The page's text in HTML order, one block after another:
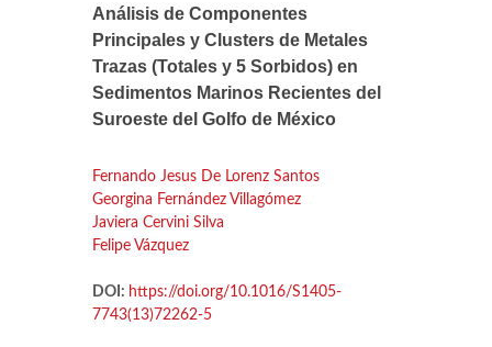
Análisis de Componentes
Principales y Clusters de Metales
Trazas (Totales y 5 Sorbidos) en
Sedimentos Marinos Recientes del
Suroeste del Golfo de México
Fernando Jesus De Lorenz Santos
Georgina Fernández Villagómez
Javiera Cervini Silva
Felipe Vázquez
DOI: https://doi.org/10.1016/S1405-
7743(13)72262-5